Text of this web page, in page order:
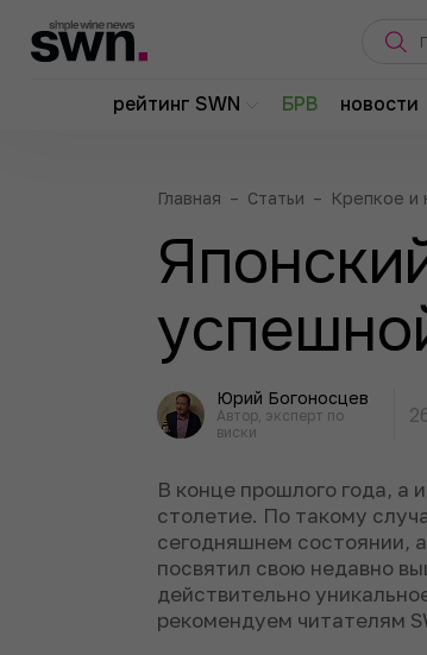
рейтинг SWN БРВ новости
Главная – Статьи – Крепкое и
Юрий Богоносцев
Автор, эксперт по
виски
В конце прошлого года, а
столетие. По такому
сегодняшнем состоянии,
посвятил свою недавно
действительно
рекомендуем читателям